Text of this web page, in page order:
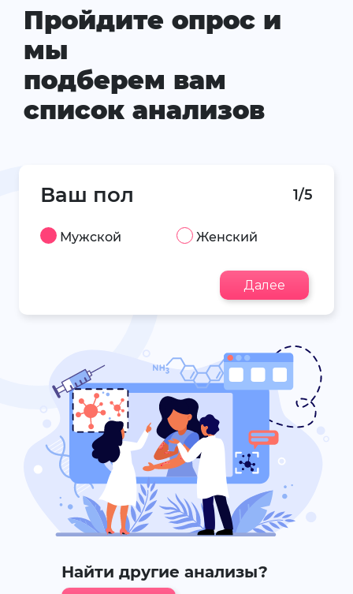
Пройдите опрос и
мы
подберем вам
список анализов
Ваш пол 1/5
Мужской Женский
Далее
Найти другие анализы?